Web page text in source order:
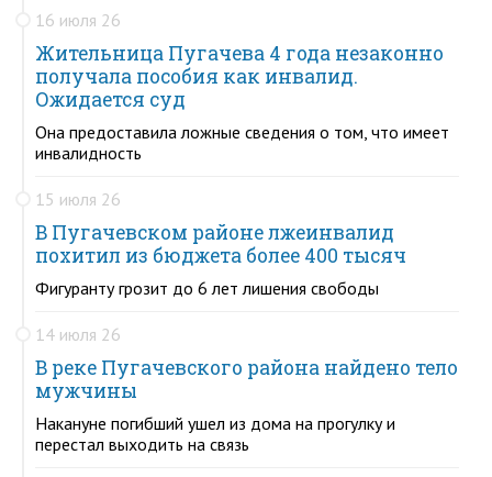
16 июля 26
Жительница Пугачева 4 года незаконно
получала пособия как инвалид.
Ожидается суд
Она предоставила ложные сведения о том, что имеет
инвалидность
15 июля 26
В Пугачевском районе лжеинвалид
похитил из бюджета более 400 тысяч
Фигуранту грозит до 6 лет лишения свободы
14 июля 26
В реке Пугачевского района найдено тело
мужчины
Накануне погибший ушел из дома на прогулку и
перестал выходить на связь